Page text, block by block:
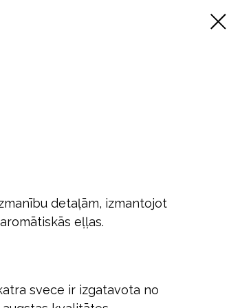
detaļām, izmantojot
eļļas.
svece ir izgatavota no